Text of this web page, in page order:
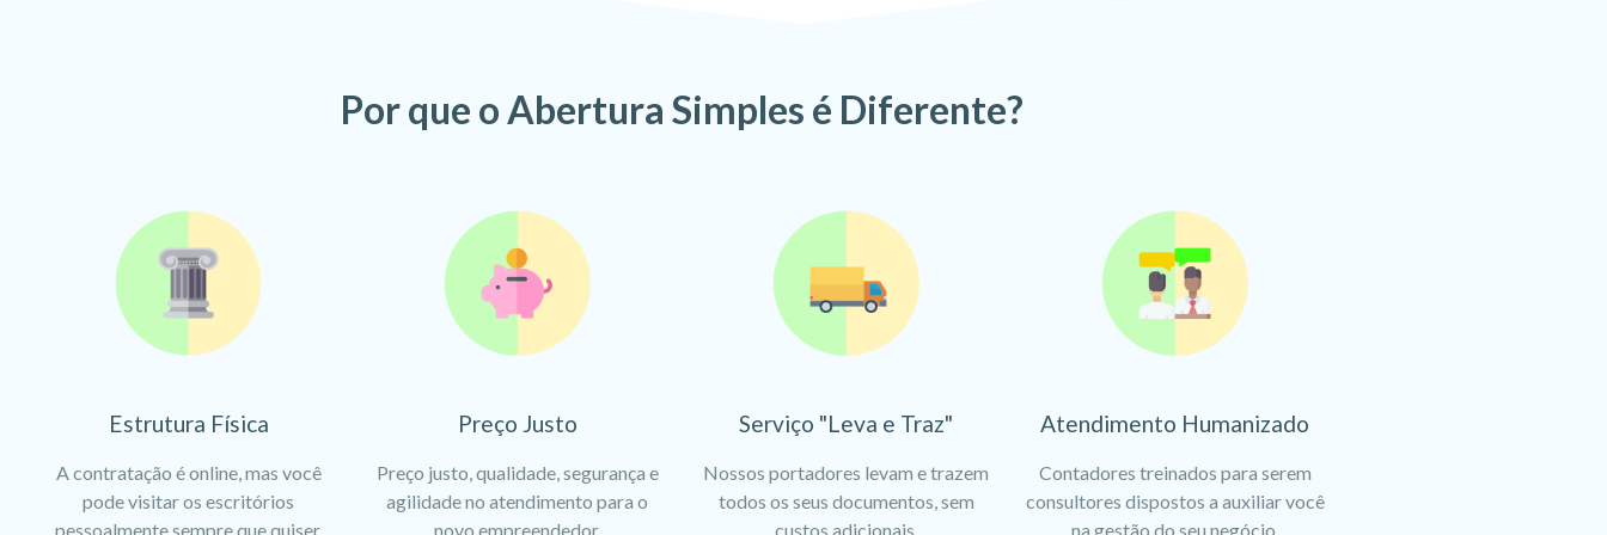
Por que o Abertura Simples é Diferente?
Estrutura Física
A contratação é online, mas você
pode visitar os escritórios
pessoalmente sempre que quiser.
Preço Justo
Preço justo, qualidade, segurança e
agilidade no atendimento para o
novo empreendedor.
Serviço "Leva e Traz"
Nossos portadores levam e trazem
todos os seus documentos, sem
custos adicionais.
Atendimento Humanizado
Contadores treinados para serem
consultores dispostos a auxiliar você
na gestão do seu negócio.